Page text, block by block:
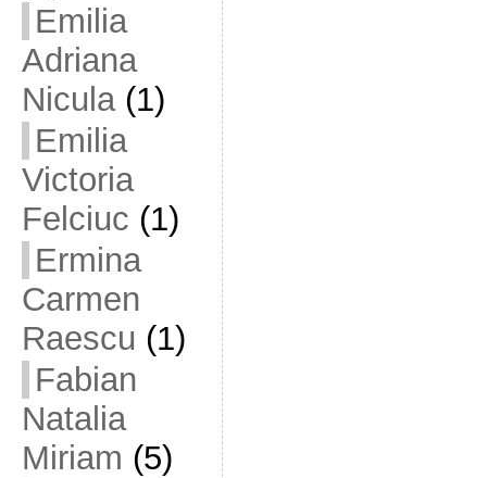
Emilia
Adriana
Nicula(1)
Emilia
Victoria
Felciuc (1)
Ermina
Carmen
Raescu (1)
Fabian
Natalia
Miriam (5)